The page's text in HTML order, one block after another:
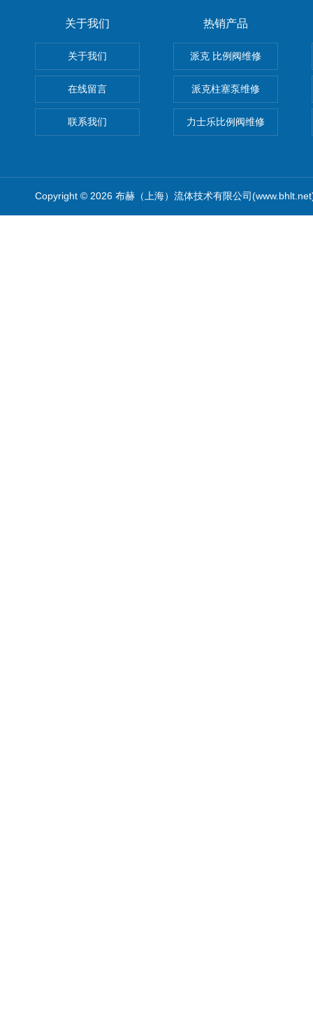
关于我们
关于我们
在线留言
联系我们
热销产品
派克 比例阀维修
派克柱塞泵维修
力士乐比例阀维修
Copyright © 2026 布赫（上海）流体技术有限公司